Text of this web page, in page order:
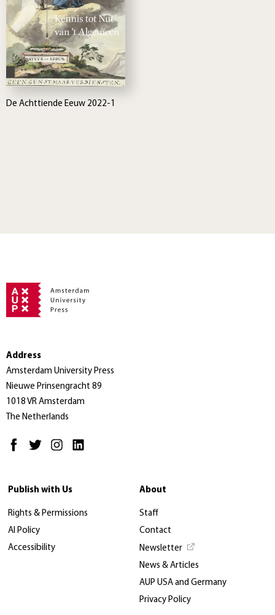
De Achttiende Eeuw 2022-1
Address
Amsterdam University Press
Nieuwe Prinsengracht 89
1018 VR Amsterdam
The Netherlands
Publish with Us
Rights & Permissions
AI Policy
Accessibility
About
Staff
Contact
Newsletter
News & Articles
AUP USA and Germany
Privacy Policy